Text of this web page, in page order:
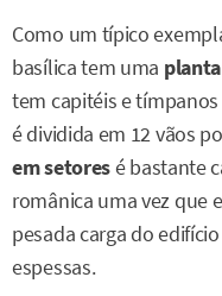
Como um típico
basílica tem uma
tem capitéis e
é dividida em 12 vãos
em setoresé bastante
românica uma vez que
pesada carga do
espessas.